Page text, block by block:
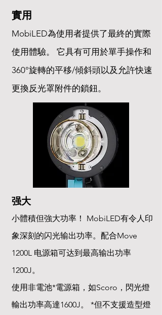
實用
MobiLED為使用者提供了最終的實際
使用體驗。 它具有可用於單手操作和
360°旋轉的平移/傾斜頭以及允許快速
更換反光罩附件的鎖鈕。
强大
小體積但強大功率！ MobiLED有令人印
象深刻的闪光输出功率。配合Move
1200L 电源箱可达到最高输出功率
1200J。
使用非電池*電源箱，如Scoro，閃光燈
輸出功率高達1600J。 *但不支援造型燈